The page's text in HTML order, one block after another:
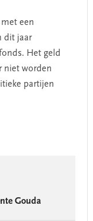
een
dit jaar
Het geld
niet worden
partijen
Gouda